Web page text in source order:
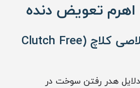
تعویض دنده
تنظیم دقیق خلاصی کلاچ (Clutch Free
هدر رفتن سوخت در